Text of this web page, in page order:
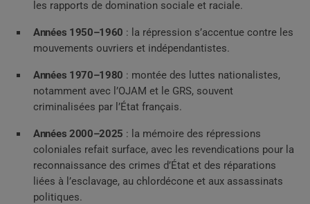
les rapports de domination sociale et raciale.
Années 1950–1960 : la répression s’accentue contre les
mouvements ouvriers et indépendantistes.
Années 1970–1980 : montée des luttes nationalistes,
notamment avec l’OJAM et le GRS, souvent
criminalisées par l’État français.
Années 2000–2025 : la mémoire des répressions
coloniales refait surface, avec les revendications pour la
reconnaissance des crimes d’État et des réparations
liées à l’esclavage, au chlordécone et aux assassinats
politiques.